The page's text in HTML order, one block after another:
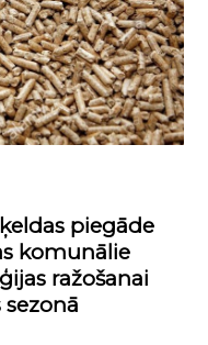
piegāde
komunālie
ražošanai